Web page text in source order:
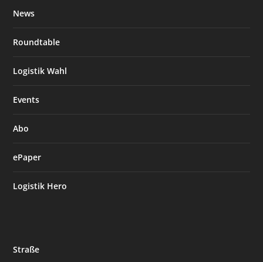
News
Roundtable
Logistik Wahl
Events
Abo
ePaper
Logistik Hero
Straße